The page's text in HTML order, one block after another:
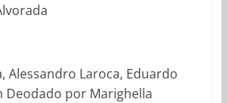
Alessandro Laroca, Eduardo
Deodado por Marighella